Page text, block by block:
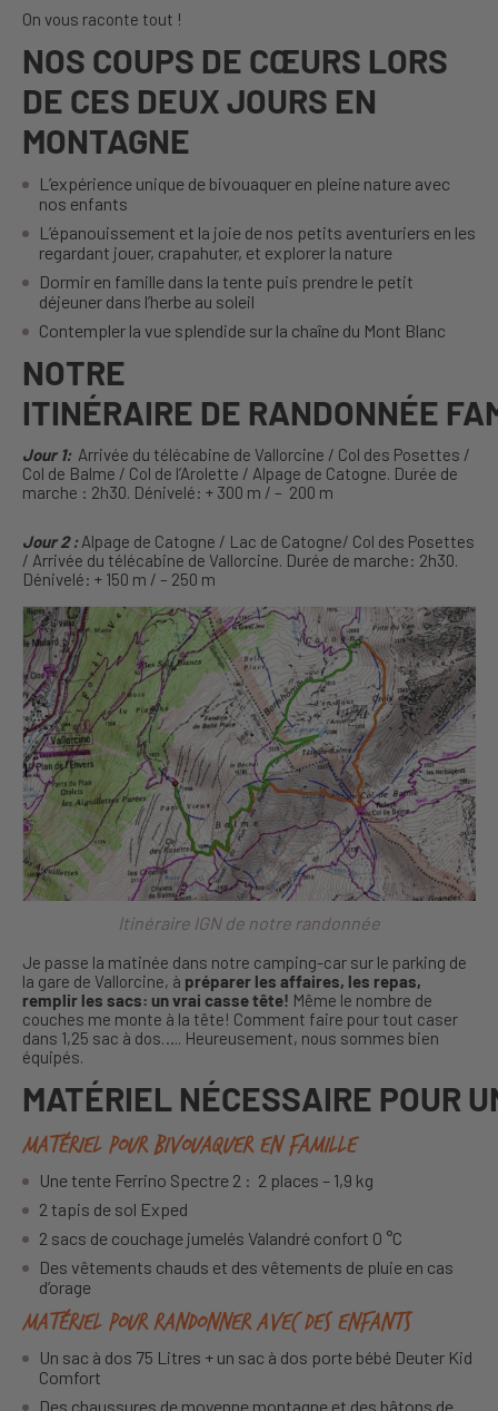
On vous raconte tout !
NOS COUPS DE CŒURS LORS
DE CES DEUX JOURS EN
MONTAGNE
L’expérience unique de bivouaquer en pleine nature avec
nos enfants
L’épanouissement et la joie de nos petits aventuriers en les
regardant jouer, crapahuter, et explorer la nature
Dormir en famille dans la tente puis prendre le petit
déjeuner dans l’herbe au soleil
Contempler la vue splendide sur la chaîne du Mont Blanc
NOTRE
ITINÉRAIRE DE RANDONNÉE
Jour 1:Arrivée du télécabine de Vallorcine / Col des Posettes /
Col de Balme / Col de l’Arolette / Alpage de Catogne. Durée de
marche : 2h30. Dénivelé: + 300 m / – 200 m
Jour 2 :Alpage de Catogne / Lac de Catogne/ Col des Posettes
/ Arrivée du télécabine de Vallorcine. Durée de marche: 2h30.
Dénivelé: + 150 m / – 250 m
Itinéraire IGN de notre randonnée
Je passe la matinée dans notre camping-car sur le parking de
la gare de Vallorcine, à préparer les affaires, les repas,
remplir les sacs: un vrai casse tête! Même le nombre de
couches me monte à la tête! Comment faire pour tout caser
dans 1,25 sac à dos….. Heureusement, nous sommes bien
équipés.
MATÉRIEL NÉCESSAIRE POUR
Matériel pour bivouaquer en famille
Une tente Ferrino Spectre 2 : 2 places – 1,9 kg
2 tapis de sol Exped
2 sacs de couchage jumelés Valandré confort 0 °C
Des vêtements chauds et des vêtements de pluie en cas
d’orage
Matériel pour randonner avec des enfants
Un sac à dos 75 Litres + un sac à dos porte bébé Deuter Kid
Comfort
Des chaussures de moyenne montagne et des bâtons de